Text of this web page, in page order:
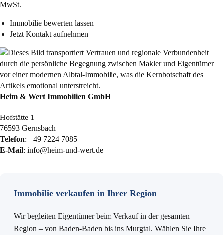
MwSt.
Immobilie bewerten lassen
Jetzt Kontakt aufnehmen
Heim & Wert Immobilien GmbH
Hofstätte 1
76593 Gernsbach
Telefon: +49 7224 7085
E-Mail: info@heim-und-wert.de
Immobilie verkaufen in Ihrer Region
Wir begleiten Eigentümer beim Verkauf in der gesamten
Region – von Baden-Baden bis ins Murgtal. Wählen Sie Ihre